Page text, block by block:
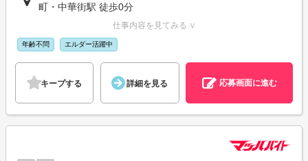
町・中華街駅 徒歩0分
仕事内容を見てみる ∨
年齢不問 エルダー活躍中
キープする 詳細を見る 応募画面に進む